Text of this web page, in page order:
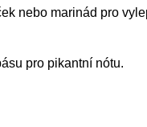
nebo marinád pro
pro pikantní nótu.